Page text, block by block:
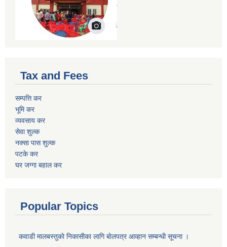
Tax and Fees
सम्पत्ति कर
भूमि कर
व्यवसाय कर
सेवा शुल्क
नक्सा पास शुल्क
पटके कर
घर जग्गा बहाल कर
Popular Topics
कवाडी मालबस्तुकाे निकासीका लागि बाेलपत्र आव्हान सम्बन्धी सूचना ।